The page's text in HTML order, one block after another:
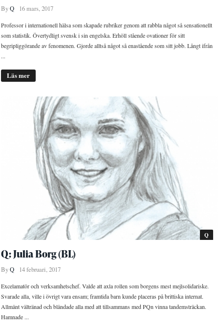
ByQ 16 mars, 2017
Professor i internationell hälsa som skapade rubriker genom att rabbla något så sensationellt
som statistik. Övertydligt svensk i sin engelska. Erhöll stående ovationer för sitt
begripliggörande av fenomenen. Gjorde alltså något så enastående som sitt jobb. Långt ifrån
...
Läs mer
Q
Q: Julia Borg (BL)
ByQ 14 februari, 2017
Excelamatör och verksamhetschef. Valde att axla rollen som borgens mest mejlsolidariske.
Svarade alla, ville i övrigt vara ensam; framtida barn kunde placeras på brittiska internat.
Allmänt vältränad och bländade alla med att tillsammans med PQn vinna tandemsträckan.
Hamnade ...